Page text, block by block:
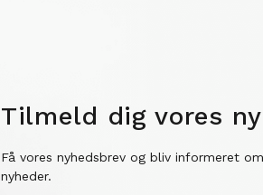
Tilmeld dig vores
Få vores nyhedsbrev og bliv informeret
nyheder.